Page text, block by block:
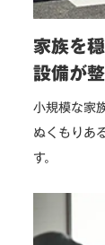
家族を
設備が
小規模な家
ぬくもりあ
す。